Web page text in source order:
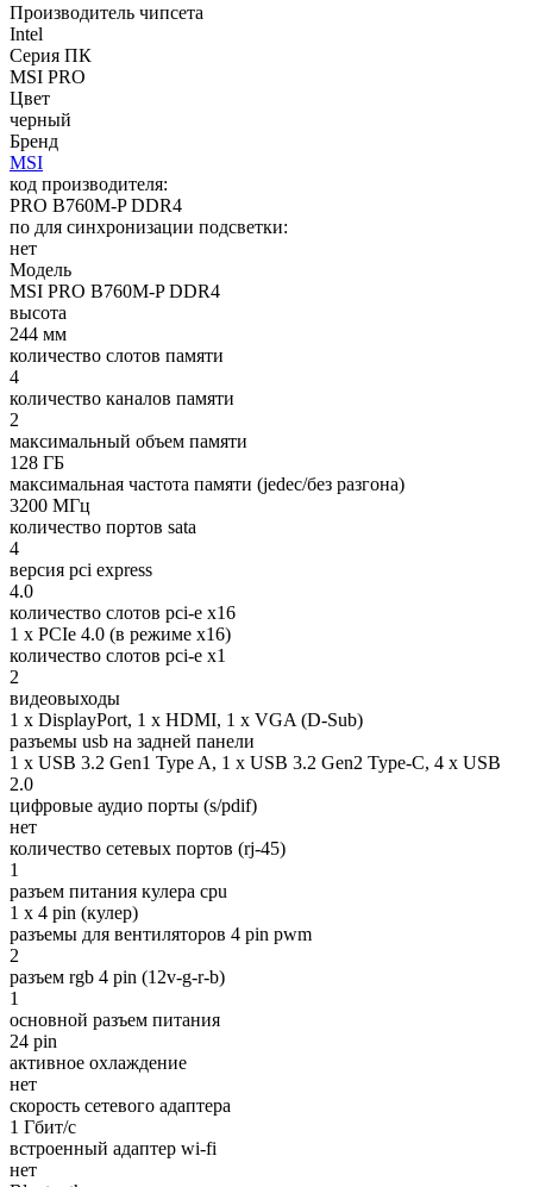
Производитель чипсета
Intel
Серия ПК
MSI PRO
Цвет
черный
Бренд
MSI
код производителя:
PRO B760M-P DDR4
по для синхронизации подсветки:
нет
Модель
MSI PRO B760M-P DDR4
высота
244 мм
количество слотов памяти
4
количество каналов памяти
2
максимальный объем памяти
128 ГБ
максимальная частота памяти (jedec/без разгона)
3200 МГц
количество портов sata
4
версия pci express
4.0
количество слотов pci-e x16
1 x PCIe 4.0 (в режиме x16)
количество слотов pci-e x1
2
видеовыходы
1 x DisplayPort, 1 x HDMI, 1 x VGA (D-Sub)
разъемы usb на задней панели
1 x USB 3.2 Gen1 Type A, 1 x USB 3.2 Gen2 Type-C, 4 x USB
2.0
цифровые аудио порты (s/pdif)
нет
количество сетевых портов (rj-45)
1
разъем питания кулера cpu
1 x 4 pin (кулер)
разъемы для вентиляторов 4 pin pwm
2
разъем rgb 4 pin (12v-g-r-b)
1
основной разъем питания
24 pin
активное охлаждение
нет
скорость сетевого адаптера
1 Гбит/с
встроенный адаптер wi-fi
нет